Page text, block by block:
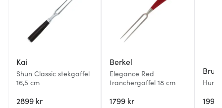
Kai
Shun Classic stekgaffel
16,5 cm
2899 kr
Berkel
Elegance Red
tranchergaffel 18 cm
1799 kr 1999